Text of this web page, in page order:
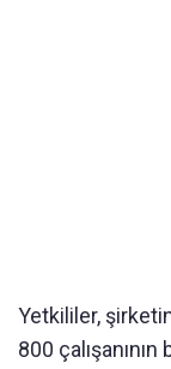
Yetkililer,
800